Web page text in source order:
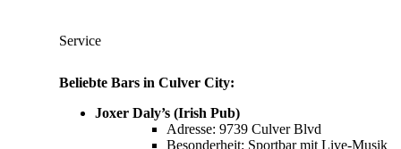
Service
Beliebte Bars in Culver City:
Joxer Daly’s (Irish Pub)
Adresse: 9739 Culver Blvd
Besonderheit: Sportbar mit Live-Musik